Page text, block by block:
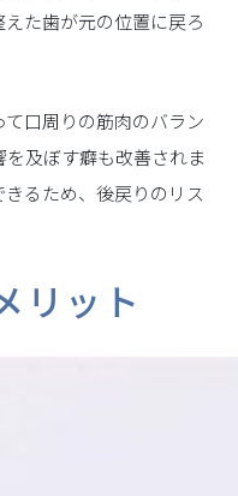
た歯が元の位置に戻ろ
口周りの筋肉のバラン
及ぼす癖も改善されま
るため、後戻りのリス
リット